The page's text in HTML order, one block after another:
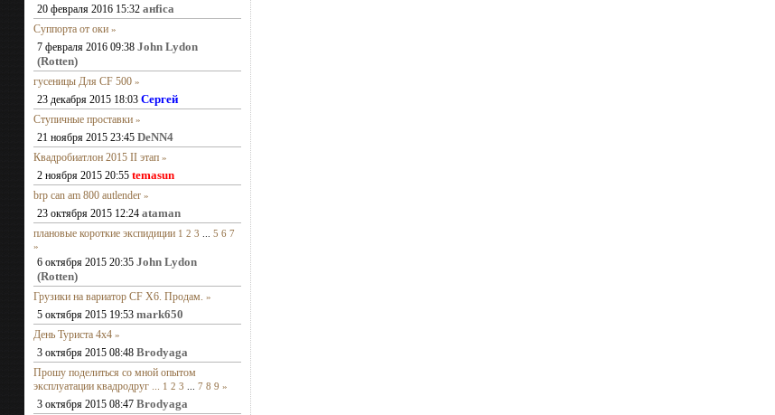
20 февраля 2016 15:32 анfiса
Суппорта от оки »
7 февраля 2016 09:38 John Lydon
(Rotten)
гусеницы Для CF 500 »
23 декабря 2015 18:03 Сергей
Ступичные проставки »
21 ноября 2015 23:45 DeNN4
Квадробиатлон 2015 II этап »
2 ноября 2015 20:55 temasun
brp can am 800 autlender »
23 октября 2015 12:24 ataman
плановые короткие экспидиции 1 2 3 5 6 7
»
6 октября 2015 20:35 John Lydon
(Rotten)
Грузики на вариатор CF X6. Продам. »
5 октября 2015 19:53 mark650
День Туриста 4х4 »
3 октября 2015 08:48 Brodyaga
Прошу поделиться со мной опытом
эксплуатации квадродруг ... 1 2 3 7 8 9 »
3 октября 2015 08:47 Brodyaga